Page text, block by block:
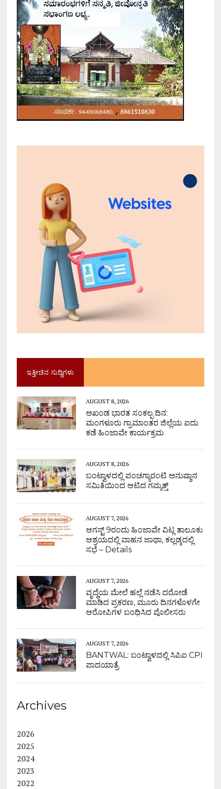
ಇತ್ತೀಚಿನ ಸುದ್ದಿಗಳು
AUGUST 8, 2026
ಅಖಂಡ ಭಾರತ ಸಂಕಲ್ಪ ದಿನ:
ಮಂಗಳೂರು ಗ್ರಾಮಾಂತರ ಜಿಲ್ಲೆಯ ಐದು
ಕಡೆ ಹಿಂಜಾವೇ ಕಾರ್ಯಕ್ರಮ
AUGUST 8, 2026
ಬಂಟ್ವಾಳದಲ್ಲಿ ಪಂಚಗ್ಯಾರಂಟಿ ಅನುಷ್ಠಾನ
ಸಮಿತಿಯಿಂದ ಆಟಿದ ಗಮ್ಮತ್ತ್
AUGUST 7, 2026
ಆಗಸ್ಟ್ 9ರಂದು ಹಿಂಜಾವೇ ವಿಟ್ಲ ತಾಲೂಕು
ಆಶ್ರಯದಲ್ಲಿ ವಾಹನ ಜಾಥಾ, ಕಲ್ಲಡ್ಕದಲ್ಲಿ
ಸಭೆ – Details
AUGUST 7, 2026
ವೃದ್ಧೆಯ ಮೇಲೆ ಹಲ್ಲೆ ನಡೆಸಿ ದರೋಡೆ
ಮಾಡಿದ ಪ್ರಕರಣ, ಮೂರು ದಿನಗಳೊಳಗೇ
ಆರೋಪಿಗಳ ಬಂಧಿಸಿದ ಪೊಲೀಸರು
AUGUST 7, 2026
BANTWAL: ಬಂಟ್ವಾಳದಲ್ಲಿ ಸಿಪಿಐ CPI
ಪಾದಯಾತ್ರೆ
Archives
2026
2025
2024
2023
2022